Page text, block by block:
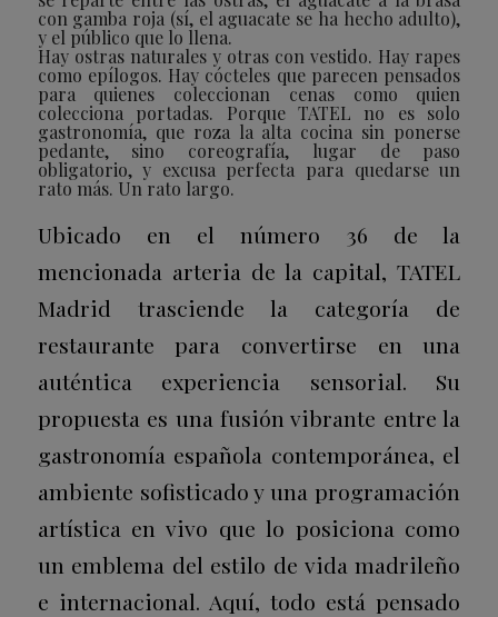
con gamba roja (sí, el aguacate se ha hecho adulto),
y el público que lo llena.
Hay ostras naturales y otras con vestido. Hay rapes
como epílogos. Hay cócteles que parecen pensados
para quienes coleccionan cenas como quien
colecciona portadas. Porque TATEL no es solo
gastronomía, que roza la alta cocina sin ponerse
pedante, sino coreografía, lugar de paso
obligatorio, y excusa perfecta para quedarse un
rato más. Un rato largo.
Ubicado en el número 36 de la
mencionada arteria de la capital, TATEL
Madrid trasciende la categoría de
restaurante para convertirse en una
auténtica experiencia sensorial. Su
propuesta es una fusión vibrante entre la
gastronomía española contemporánea, el
ambiente sofisticado y una programación
artística en vivo que lo posiciona como
un emblema del estilo de vida madrileño
e internacional. Aquí, todo está pensado